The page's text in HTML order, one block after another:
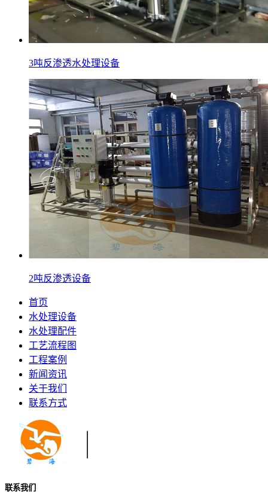
3吨反渗透水处理设备
2吨反渗透设备
首页
水处理设备
水处理配件
工艺流程图
工程案例
新闻资讯
关于我们
联系方式
联系我们